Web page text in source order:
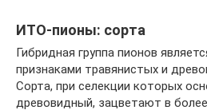
ИТО-пионы: сорта
Гибридная группа пионов
признаками травянистых и
Сорта, при селекции которых
древовидный, зацветают в